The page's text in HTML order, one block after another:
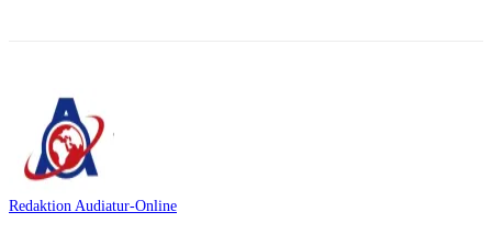
Redaktion Audiatur-Online